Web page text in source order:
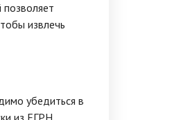
извлечь
убедиться в
из ЕГРН.